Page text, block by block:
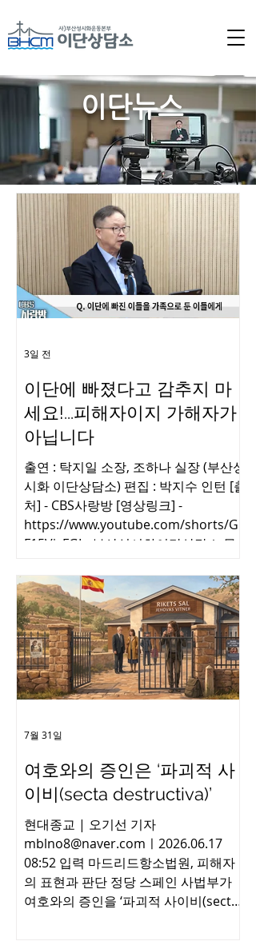
이단뉴스
이단에 빠졌다고 감추지 마
세요!...피해자이지 가해자가
아닙니다
출연 : 탁지일 소장, 조하나 실장 (부산성
시화 이단상담소) 편집 : 박지수 인턴 [출
처] - CBS사랑방 [영상링크] -
https://www.youtube.com/shorts/GC
F15VjsFGI - 부산성시화이단상담소 문
3일 전
여호와의 증인은 ‘파괴적 사
이비(secta destructiva)’
현대종교 | 오기선 기자
mblno8@naver.comㅣ2026.06.17
08:52 입력 마드리드항소법원, 피해자
의 표현과 판단 정당 스페인 사법부가
여호와의 증인을 ‘파괴적 사이비(secta
7월 31일